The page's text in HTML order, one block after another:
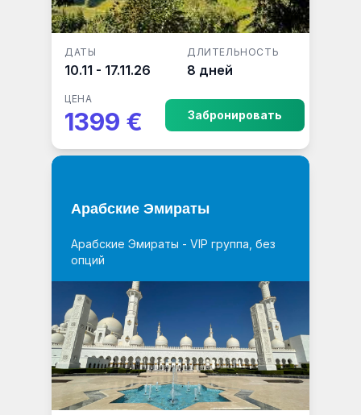
ДАТЫ
10.11 - 17.11.26
ДЛИТЕЛЬНОСТЬ
8 дней
ЦЕНА
1399 € Забронировать
Арабские Эмираты
Арабские Эмираты - VIP группа, без
опций